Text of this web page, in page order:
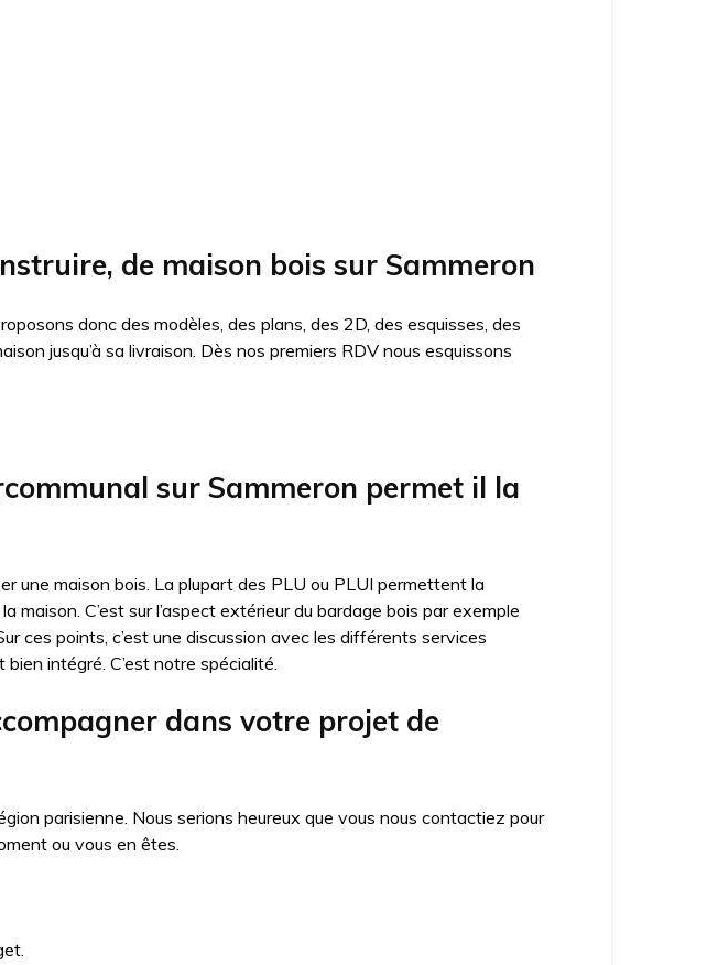
de maison bois sur Sammeron
donc des modèles, des plans, des 2D, des esquisses, des
jusqu’à sa livraison. Dès nos premiers RDV nous esquissons
sur Sammeron permet il la
une maison bois. La plupart des PLU ou PLUI permettent la
C’est sur l’aspect extérieur du bardage bois par exemple
ces points, c’est une discussion avec les différents services
intégré. C’est notre spécialité.
dans votre projet de
parisienne. Nous serions heureux que vous nous contactiez pour
ou vous en êtes.